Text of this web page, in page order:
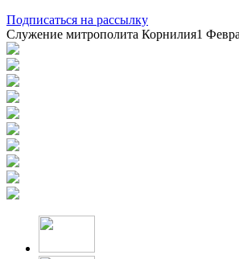
Подписаться на рассылку
Служение митрополита Корнилия1